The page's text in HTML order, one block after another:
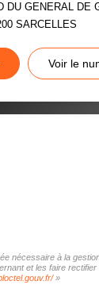
DU GENERAL DE
SARCELLES
Voir le
nécessaire à la
et les faire
»